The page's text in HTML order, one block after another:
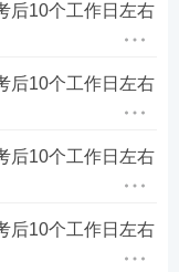
后10个工作日左右
后10个工作日左右
后10个工作日左右
后10个工作日左右